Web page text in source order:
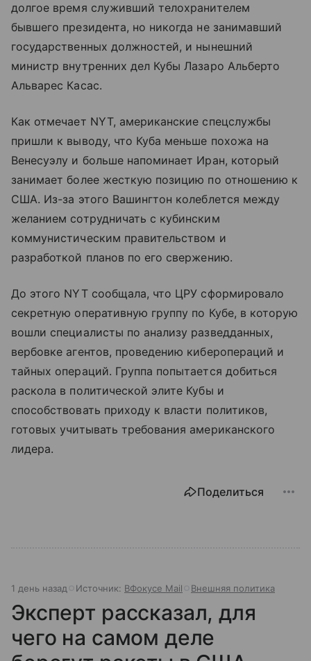
долгое время служивший телохранителем
бывшего президента, но никогда не занимавший
государственных должностей, и нынешний
министр внутренних дел Кубы Лазаро Альберто
Альварес Касас.
Как отмечает NYT, американские спецслужбы
пришли к выводу, что Куба меньше похожа на
Венесуэлу и больше напоминает Иран, который
занимает более жесткую позицию по отношению к
США. Из-за этого Вашингтон колеблется между
желанием сотрудничать с кубинским
коммунистическим правительством и
разработкой планов по его свержению.
До этого NYT сообщала, что ЦРУ сформировало
секретную оперативную группу по Кубе, в которую
вошли специалисты по анализу разведданных,
вербовке агентов, проведению киберопераций и
тайных операций. Группа попытается добиться
раскола в политической элите Кубы и
способствовать приходу к власти политиков,
готовых учитывать требования американского
лидера.
Поделиться
1 день назад Источник: ВФокусе Mail Внешняя политика
Эксперт рассказал, для
чего на самом деле